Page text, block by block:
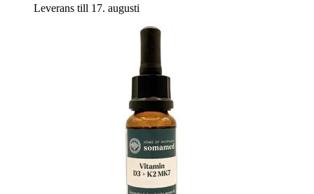
Leverans till 17. augusti